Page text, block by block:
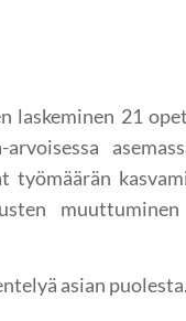
laskeminen 21
asian puolesta.